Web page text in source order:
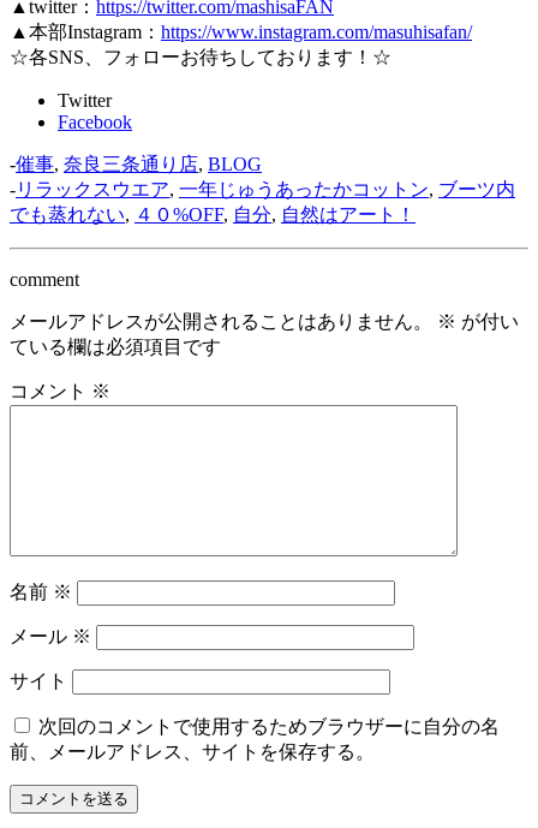
▲twitter： https://twitter.com/mashisaFAN
▲本部Instagram： https://www.instagram.com/masuhisafan/
☆各SNS、フォローお待ちしております！☆
Twitter
Facebook
-催事, 奈良三条通り店, BLOG
-リラックスウエア, 一年じゅうあったかコットン, ブーツ内
でも蒸れない, ４０%OFF, 自分, 自然はアート！
comment
メールアドレスが公開されることはありません。 ※ が付い
ている欄は必須項目です
コメント ※
名前 ※
メール ※
サイト
次回のコメントで使用するためブラウザーに自分の名
前、メールアドレス、サイトを保存する。